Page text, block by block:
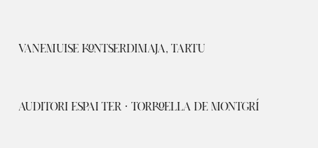
VANEMUISE KONTSERDIMAJA, TARTU
AUDITORI ESPAI TER · TORROELLA DE MONTGRÍ